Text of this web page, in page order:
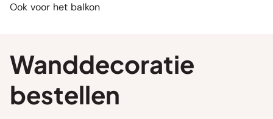
Ook voor het balkon
Wanddecoratie
bestellen